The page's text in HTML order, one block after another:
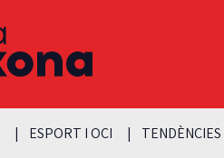
ESPORT I OCI TENDÈNCIES